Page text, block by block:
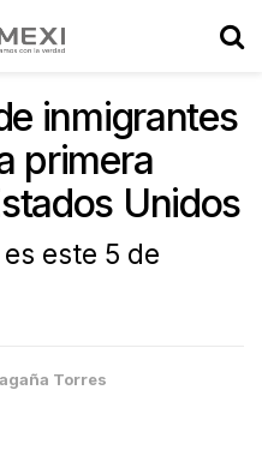
inmigrantes
primera
Unidos
este 5 de
Torres